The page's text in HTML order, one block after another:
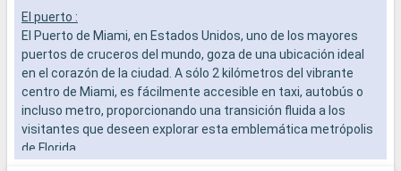
El puerto :
El Puerto de Miami, en Estados Unidos, uno de los mayores
puertos de cruceros del mundo, goza de una ubicación ideal
en el corazón de la ciudad. A sólo 2 kilómetros del vibrante
centro de Miami, es fácilmente accesible en taxi, autobús o
incluso metro, proporcionando una transición fluida a los
visitantes que deseen explorar esta emblemática metrópolis
de Florida.